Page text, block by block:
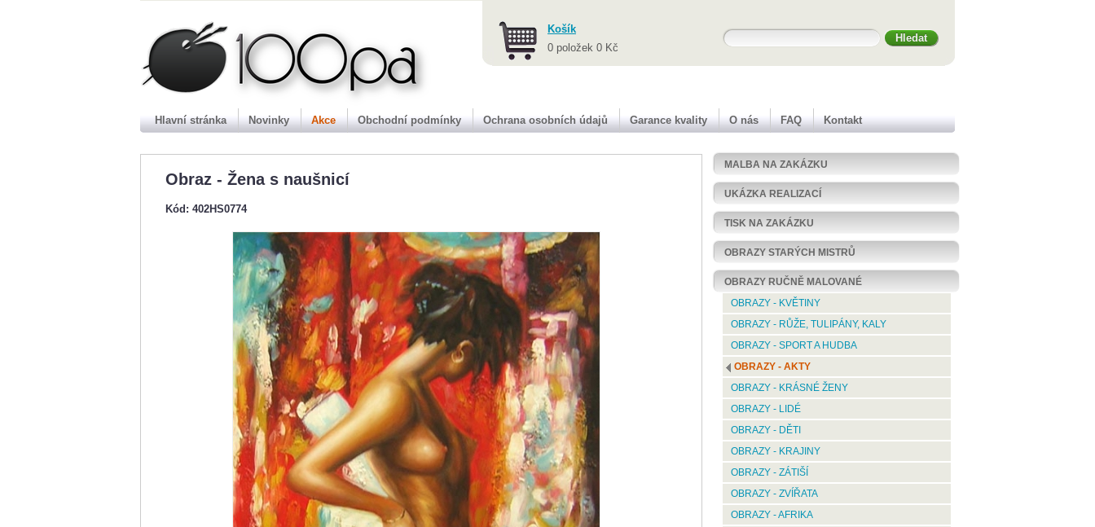
100pa
Obraz - Žena s naušnicí
Kód: 402HS0774
MALBA NA ZAKÁZKU
UKÁZKA REALIZACÍ
TISK NA ZAKÁZKU
OBRAZY STARÝCH MISTRŮ
OBRAZY RUČNĚ MALOVANÉ
OBRAZY - KVĚTINY
OBRAZY - RŮŽE, TULIPÁNY, KALY
OBRAZY - SPORT A HUDBA
OBRAZY - AKTY
OBRAZY - KRÁSNÉ ŽENY
OBRAZY - LIDÉ
OBRAZY - DĚTI
OBRAZY - KRAJINY
OBRAZY - ZÁTIŠÍ
OBRAZY - ZVÍŘATA
OBRAZY - AFRIKA
Košík
0 položek 0 Kč
Hlavní stránka Novinky Akce Obchodní podmínky Ochrana osobních údajů Garance kvality O nás FAQ Kontakt